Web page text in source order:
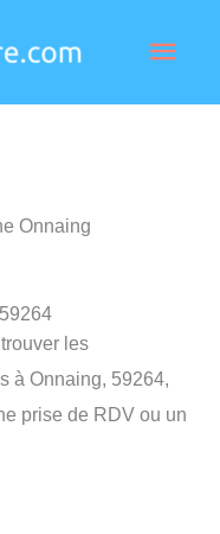
Onnaing
les
à Onnaing, 59264,
prise de RDV ou un